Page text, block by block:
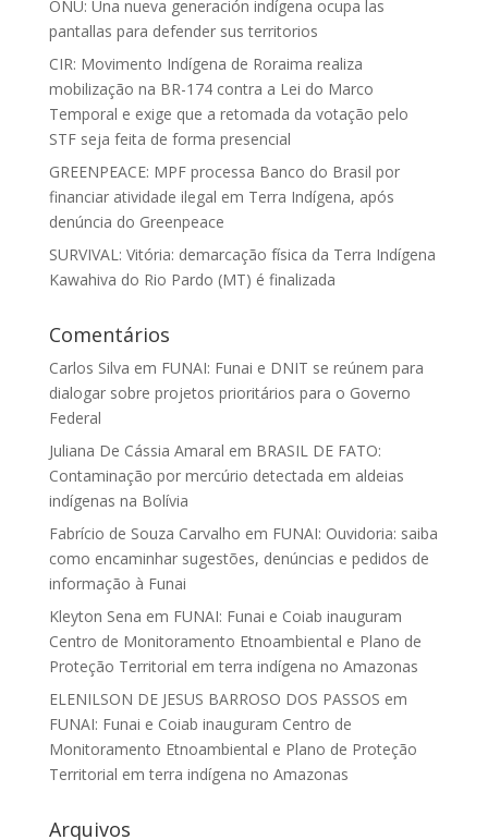
ONU: Una nueva generación indígena ocupa las
pantallas para defender sus territorios
CIR: Movimento Indígena de Roraima realiza
mobilização na BR-174 contra a Lei do Marco
Temporal e exige que a retomada da votação pelo
STF seja feita de forma presencial
GREENPEACE: MPF processa Banco do Brasil por
financiar atividade ilegal em Terra Indígena, após
denúncia do Greenpeace
SURVIVAL: Vitória: demarcação física da Terra Indígena
Kawahiva do Rio Pardo (MT) é finalizada
Comentários
Carlos Silva em FUNAI: Funai e DNIT se reúnem para
dialogar sobre projetos prioritários para o Governo
Federal
Juliana De Cássia Amaral em BRASIL DE FATO:
Contaminação por mercúrio detectada em aldeias
indígenas na Bolívia
Fabrício de Souza Carvalho em FUNAI: Ouvidoria: saiba
como encaminhar sugestões, denúncias e pedidos de
informação à Funai
Kleyton Sena em FUNAI: Funai e Coiab inauguram
Centro de Monitoramento Etnoambiental e Plano de
Proteção Territorial em terra indígena no Amazonas
ELENILSON DE JESUS BARROSO DOS PASSOS em
FUNAI: Funai e Coiab inauguram Centro de
Monitoramento Etnoambiental e Plano de Proteção
Territorial em terra indígena no Amazonas
Arquivos